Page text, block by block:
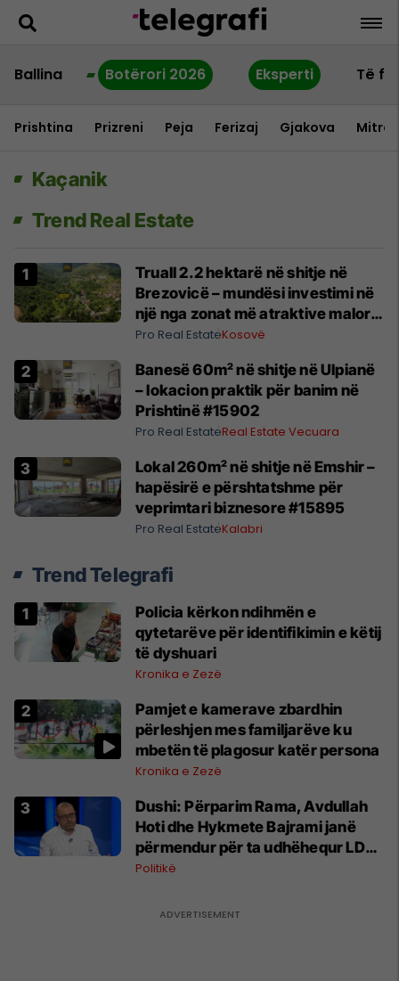
Ballina Botërori 2026 Eksperti Të
Prishtina Prizreni Peja Ferizaj Gjakova
Kaçanik
Trend Real Estate
Truall 2.2 hektarë në shitje në
Brezovicë – mundësi investimi në
një nga zonat më atraktive malore
#15936
Pro Real EstateKosovë
Banesë 60m² në shitje në Ulpianë
– lokacion praktik për banim në
Prishtinë #15902
Pro Real EstateReal Estate Vecuara
Lokal 260m² në shitje në Emshir –
hapësirë e përshtatshme për
veprimtari biznesore #15895
Pro Real EstateKalabri
Trend Telegrafi
Policia kërkon ndihmën e
qytetarëve për identifikimin e këtij
të dyshuari
Kronika e Zezë
Pamjet e kamerave zbardhin
përleshjen mes familjarëve ku
mbetën të plagosur katër persona
Kronika e Zezë
Dushi: Përparim Rama, Avdullah
Hoti dhe Hykmete Bajrami janë
përmendur për ta udhëhequr LDK-
në
Politikë